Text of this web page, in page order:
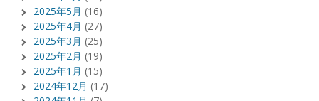
2025年5月 (16)
2025年4月 (27)
2025年3月 (25)
2025年2月 (19)
2025年1月 (15)
2024年12月 (17)